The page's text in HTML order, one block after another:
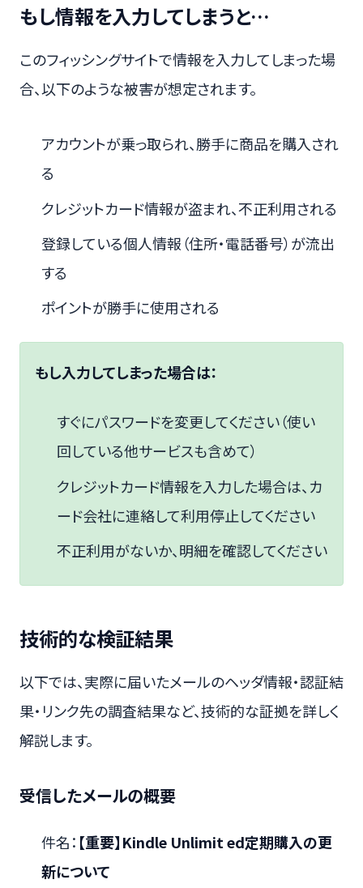
もし情報を入力してしまうと…
このフィッシングサイトで情報を入力してしまった場
合、以下のような被害が想定されます。
アカウントが乗っ取られ、勝手に商品を購入され
る
クレジットカード情報が盗まれ、不正利用される
登録している個人情報（住所・電話番号）が流出
する
ポイントが勝手に使用される
もし入力してしまった場合は：
すぐにパスワードを変更してください（使い
回している他サービスも含めて）
クレジットカード情報を入力した場合は、カ
ード会社に連絡して利用停止してください
不正利用がないか、明細を確認してください
技術的な検証結果
以下では、実際に届いたメールのヘッダ情報・認証結
果・リンク先の調査結果など、技術的な証拠を詳しく
解説します。
受信したメールの概要
件名： 【重要】Kindle Unlimit ed定期購入の更
新について